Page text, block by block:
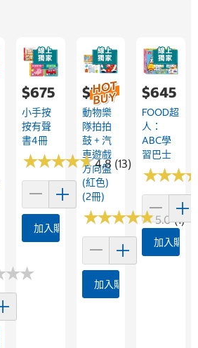
★★
★★
車
$675
小手按
按有聲
書4冊
★★★★★
★★★★★4.8 (13)
加入購物車
$749
動物樂
隊拍拍
鼓 + 汽
車遊戲
方向盤
(紅色)
(2冊)
★★★★★
★★★★★5.0 (1)
加入購物車
$645
FOOD超
人：
ABC學
習巴士
★★★
★★★
加入購物